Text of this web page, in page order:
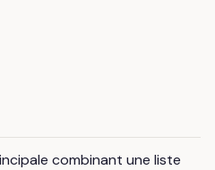
combinant une liste